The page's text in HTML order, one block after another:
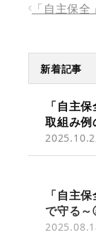
「自主保
新着記事
「自主
取組み
「自主
で守る